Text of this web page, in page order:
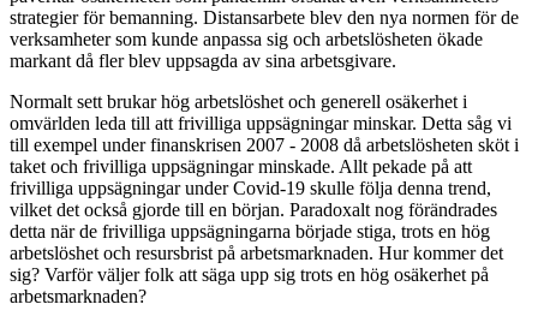
strategier för bemanning. Distansarbete blev den nya normen för de
verksamheter som kunde anpassa sig och arbetslösheten ökade
markant då fler blev uppsagda av sina arbetsgivare.
Normalt sett brukar hög arbetslöshet och generell osäkerhet i
omvärlden leda till att frivilliga uppsägningar minskar. Detta såg vi
till exempel under finanskrisen 2007 - 2008 då arbetslösheten sköt i
taket och frivilliga uppsägningar minskade. Allt pekade på att
frivilliga uppsägningar under Covid-19 skulle följa denna trend,
vilket det också gjorde till en början. Paradoxalt nog förändrades
detta när de frivilliga uppsägningarna började stiga, trots en hög
arbetslöshet och resursbrist på arbetsmarknaden. Hur kommer det
sig? Varför väljer folk att säga upp sig trots en hög osäkerhet på
arbetsmarknaden?